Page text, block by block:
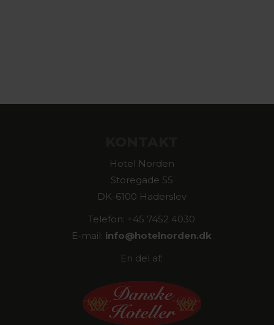
Hotel Norden
Storegade 55
DK-6100 Haderslev
Telefon: +45 7452 4030
E-mail: info@hotelnorden.dk
En del af: